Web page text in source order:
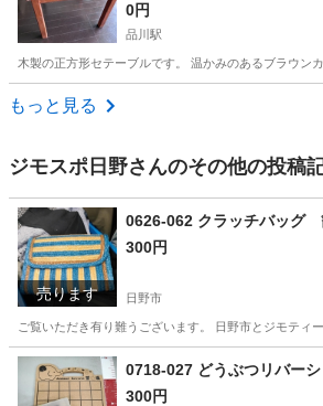
0円
品川駅
木製の正方形セテーブルです。 温かみのあるブラウン
東京 港区
もっと見る
ジモスポ日野さんのその他の投稿
売ります
0626-062 クラッチバッ
300円
日野市
ご覧いただき有り難うございます。 日野市とジモテ
東京 日野市 現地
0718-027 どうぶつリバーシ
300円